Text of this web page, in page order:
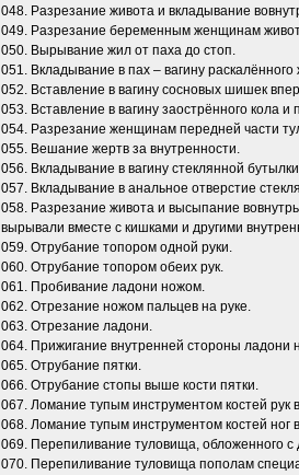
048. Разрезание живота и вкладывание
049. Разрезание беременным женщинам
050. Вырывание жил от паха до стоп.
051. Вкладывание в пах – вагину раскалённого
052. Вставление в вагину сосновых шишек
053. Вставление в вагину заострённого кола
054. Разрезание женщинам передней части
055. Вешание жертв за внутренности.
056. Вкладывание в вагину стеклянной
057. Вкладывание в анальное отверстие
058. Разрезание живота и высыпание
вырывали вместе с кишками и другими
059. Отрубание топором одной руки.
060. Отрубание топором обеих рук.
061. Пробивание ладони ножом.
062. Отрезание ножом пальцев на руке.
063. Отрезание ладони.
064. Прижигание внутренней стороны ладони
065. Отрубание пятки.
066. Отрубание стопы выше кости пятки.
067. Ломание тупым инструментом костей рук
068. Ломание тупым инструментом костей ног
069. Перепиливание туловища, обложенного
070. Перепиливание туловища пополам